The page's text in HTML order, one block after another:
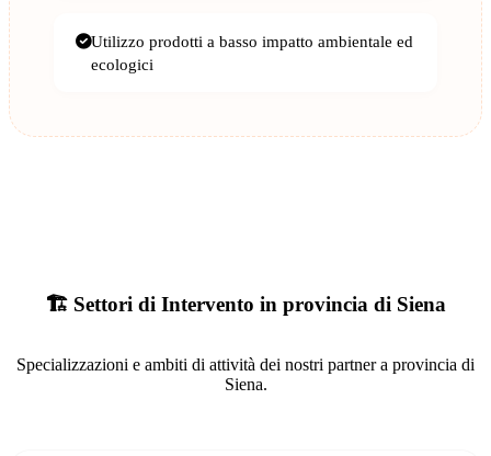
Utilizzo prodotti a basso impatto ambientale ed
ecologici
🏗️ Settori di Intervento in provincia di Siena
Specializzazioni e ambiti di attività dei nostri partner a provincia di
Siena.